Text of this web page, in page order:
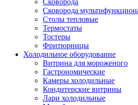
Сковорода
Сковорода
Столы тепловые
Термостаты
Тостеры
Фритюрницы
Холодильное оборудование
Витрина для мороженого
Гастрономические
Камеры холодильные
Кондитерские витрины
Лари холодильные